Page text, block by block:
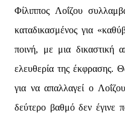
Φίλιππος Λοΐζου
καταδικασμένος για
ποινή, με μια δικαστική
ελευθερία της έκφρασης.
για να απαλλαγεί ο
δεύτερο βαθμό δεν έγινε